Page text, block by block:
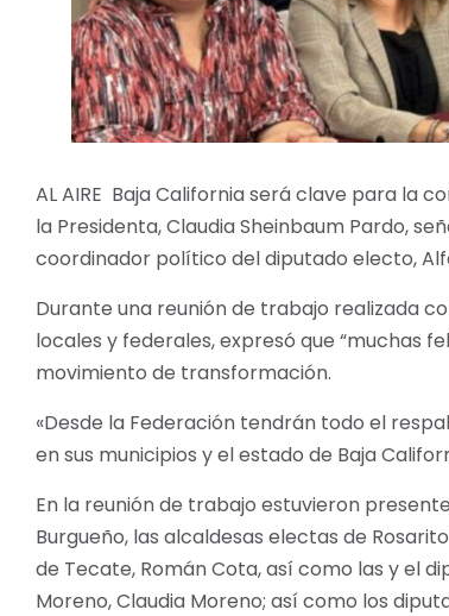
AL AIRE Baja California será clave para la
la Presidenta, Claudia Sheinbaum Pardo,
coordinador político del diputado electo,
Durante una reunión de trabajo realizada
locales y federales, expresó que “muchas
movimiento de transformación.
«Desde la Federación tendrán todo el
en sus municipios y el estado de Baja
En la reunión de trabajo estuvieron
Burgueño, las alcaldesas electas de
de Tecate, Román Cota, así como las y el
Moreno, Claudia Moreno; así como los